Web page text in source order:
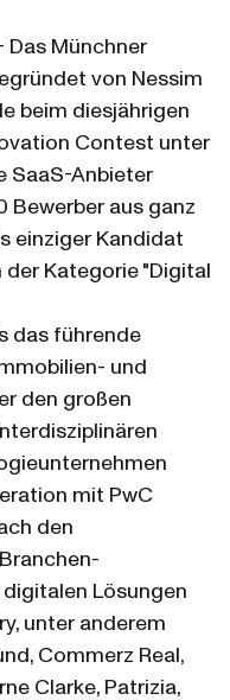
Das Münchner
von Nessim
beim diesjährigen
Contest unter
SaaS-Anbieter
Bewerber aus ganz
einziger Kandidat
Kategorie "Digital
das führende
und
den großen
mit PwC
den
digitalen Lösungen
unter anderem
Commerz Real,
Clarke, Patrizia,